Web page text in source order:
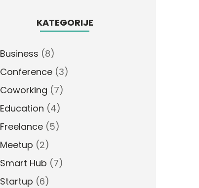
KATEGORIJE
Business (8)
Conference (3)
Coworking (7)
Education (4)
Freelance (5)
Meetup (2)
Smart Hub (7)
Startup (6)